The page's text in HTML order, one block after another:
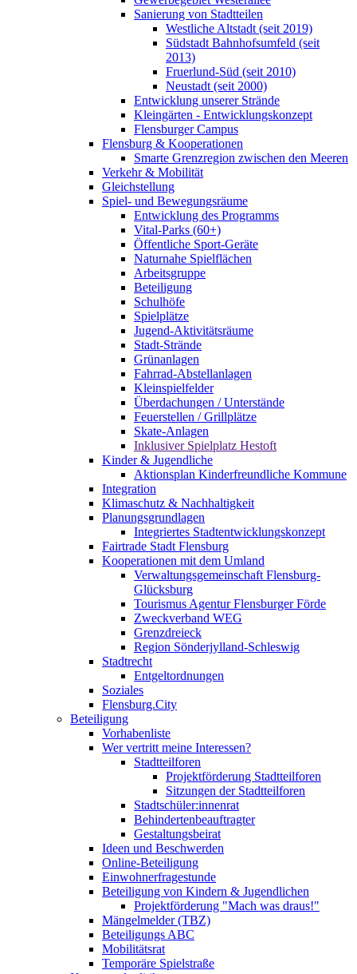
Sanierung von Stadtteilen
Westliche Altstadt (seit 2019)
Südstadt Bahnhofsumfeld (seit
2013)
Fruerlund-Süd (seit 2010)
Neustadt (seit 2000)
Entwicklung unserer Strände
Kleingärten - Entwicklungskonzept
Flensburger Campus
Flensburg & Kooperationen
Smarte Grenzregion zwischen den Meeren
Verkehr & Mobilität
Gleichstellung
Spiel- und Bewegungsräume
Entwicklung des Programms
Vital-Parks (60+)
Öffentliche Sport-Geräte
Naturnahe Spielflächen
Arbeitsgruppe
Beteiligung
Schulhöfe
Spielplätze
Jugend-Aktivitätsräume
Stadt-Strände
Grünanlagen
Fahrrad-Abstellanlagen
Kleinspielfelder
Überdachungen / Unterstände
Feuerstellen / Grillplätze
Skate-Anlagen
Inklusiver Spielplatz Hestoft
Kinder & Jugendliche
Aktionsplan Kinderfreundliche Kommune
Integration
Klimaschutz & Nachhaltigkeit
Planungsgrundlagen
Integriertes Stadtentwicklungskonzept
Fairtrade Stadt Flensburg
Kooperationen mit dem Umland
Verwaltungsgemeinschaft Flensburg-
Glücksburg
Tourismus Agentur Flensburger Förde
Zweckverband WEG
Grenzdreieck
Region Sönderjylland-Schleswig
Stadtrecht
Entgeltordnungen
Soziales
Flensburg.City
Beteiligung
Vorhabenliste
Wer vertritt meine Interessen?
Stadtteilforen
Projektförderung Stadtteilforen
Sitzungen der Stadtteilforen
Stadtschüler:innenrat
Behindertenbeauftragter
Gestaltungsbeirat
Ideen und Beschwerden
Online-Beteiligung
Einwohnerfragestunde
Beteiligung von Kindern & Jugendlichen
Projektförderung "Mach was draus!"
Mängelmelder (TBZ)
Beteiligungs ABC
Mobilitätsrat
Temporäre Spielstraße